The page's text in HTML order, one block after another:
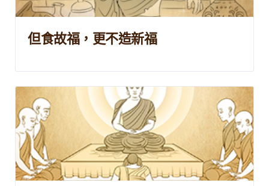
但食故福，更不造新福